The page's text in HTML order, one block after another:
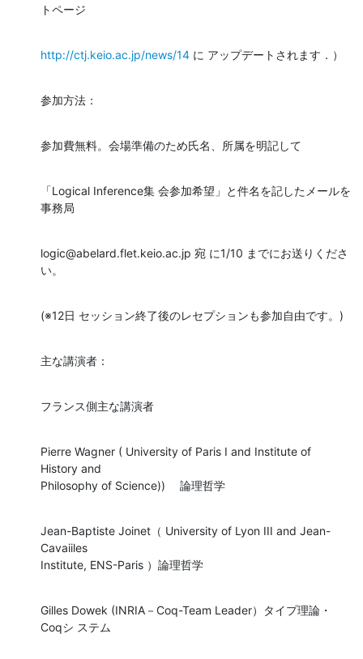
トページ
http://ctj.keio.ac.jp/news/14 に アップデートされます．）
参加方法：
参加費無料。会場準備のため氏名、所属を明記して
「Logical Inference集 会参加希望」と件名を記したメールを
事務局
logic@abelard.flet.keio.ac.jp 宛 に1/10 までにお送りくださ
い。
(※12日 セッション終了後のレセプションも参加自由です。)
主な講演者：
フランス側主な講演者
Pierre Wagner ( University of Paris I and Institute of
History and
Philosophy of Science))　 論理哲学
Jean-Baptiste Joinet（ University of Lyon III and Jean-
Cavaiiles
Institute, ENS-Paris ）論理哲学
Gilles Dowek (INRIA－Coq-Team Leader）タイプ理論・
Coqシ ステム